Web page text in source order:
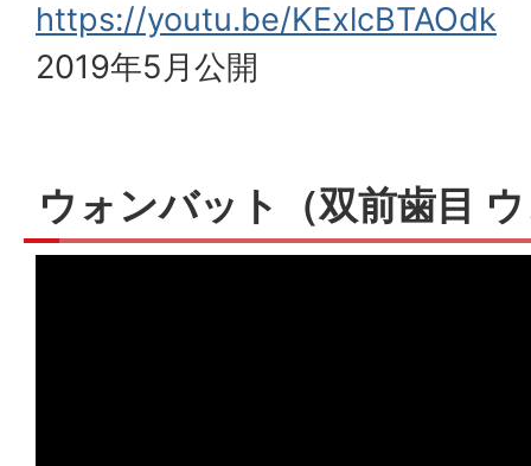
https://youtu.be/KExlcBTAOdk
2019年5月公開
ウォンバット（双前歯目